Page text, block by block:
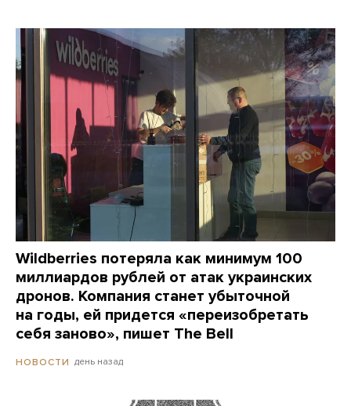
Wildberries потеряла как минимум 100
миллиардов рублей от атак украинских
дронов. Компания станет убыточной
на годы, ей придется «переизобретать
себя заново», пишет The Bell
НОВОСТИ день назад